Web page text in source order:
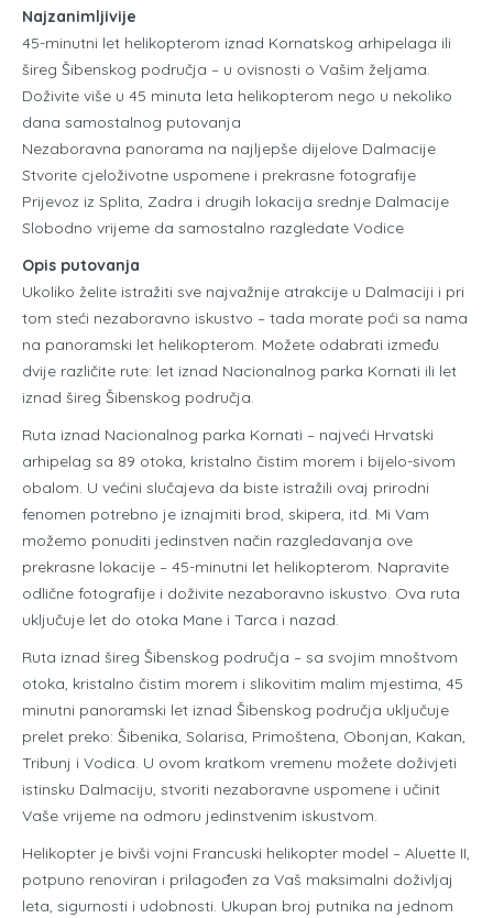
Najzanimljivije
45-minutni let helikopterom iznad Kornatskog arhipelaga ili
šireg Šibenskog područja – u ovisnosti o Vašim željama.
Doživite više u 45 minuta leta helikopterom nego u nekoliko
dana samostalnog putovanja
Nezaboravna panorama na najljepše dijelove Dalmacije
Stvorite cjeloživotne uspomene i prekrasne fotografije
Prijevoz iz Splita, Zadra i drugih lokacija srednje Dalmacije
Slobodno vrijeme da samostalno razgledate Vodice
Opis putovanja
Ukoliko želite istražiti sve najvažnije atrakcije u Dalmaciji i pri
tom steći nezaboravno iskustvo – tada morate poći sa nama
na panoramski let helikopterom. Možete odabrati između
dvije različite rute: let iznad Nacionalnog parka Kornati ili let
iznad šireg Šibenskog područja.
Ruta iznad Nacionalnog parka Kornati – najveći Hrvatski
arhipelag sa 89 otoka, kristalno čistim morem i bijelo-sivom
obalom. U većini slučajeva da biste istražili ovaj prirodni
fenomen potrebno je iznajmiti brod, skipera, itd. Mi Vam
možemo ponuditi jedinstven način razgledavanja ove
prekrasne lokacije – 45-minutni let helikopterom. Napravite
odlične fotografije i doživite nezaboravno iskustvo. Ova ruta
uključuje let do otoka Mane i Tarca i nazad.
Ruta iznad šireg Šibenskog područja – sa svojim mnoštvom
otoka, kristalno čistim morem i slikovitim malim mjestima, 45
minutni panoramski let iznad Šibenskog područja uključuje
prelet preko: Šibenika, Solarisa, Primoštena, Obonjan, Kakan,
Tribunj i Vodica. U ovom kratkom vremenu možete doživjeti
istinsku Dalmaciju, stvoriti nezaboravne uspomene i učinit
Vaše vrijeme na odmoru jedinstvenim iskustvom.
Helikopter je bivši vojni Francuski helikopter model – Aluette II,
potpuno renoviran i prilagođen za Vaš maksimalni doživljaj
leta, sigurnosti i udobnosti. Ukupan broj putnika na jednom